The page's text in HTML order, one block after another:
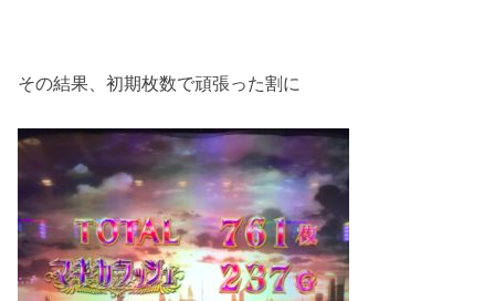
その結果、初期枚数で頑張った割に